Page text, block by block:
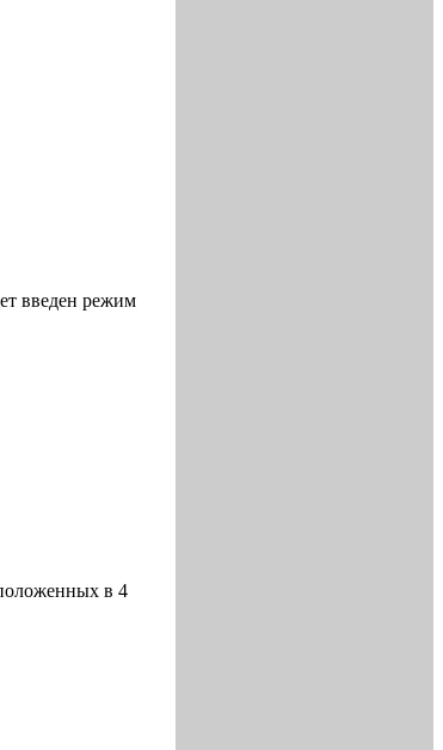
введен режим
в 4